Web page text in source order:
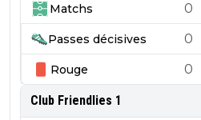
Matchs 0
Passes décisives 0
Rouge 0
Club Friendlies 1